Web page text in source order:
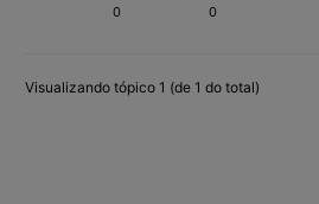
0 0
Visualizando tópico 1 (de 1 do total)